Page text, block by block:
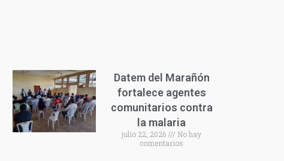
Datem del Marañón
fortalece agentes
comunitarios contra
la malaria
julio 22, 2026
No hay
comentarios